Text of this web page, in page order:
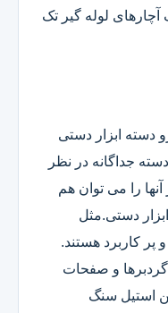
لوله گیر تک
دسته ابزار دستی
جداگانه در نظر
را می توان هم
دستی.مثل
کاربرد هستند.
و صفحات
استیل سنگ